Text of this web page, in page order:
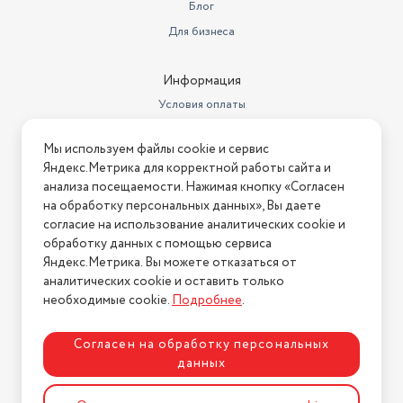
80
метрах
0.21
Ширина товара в упаковке, в
метрах
0.23
Высота товара в упаковке, в
метрах
0.27
Объем товара в упаковке, в
литрах
13.041
Высота предмета
24,5
Блог
Для бизнеса
Информация
Условия оплаты
Условия возврата
Нашли ошибку на сайте? Напишите нам
2026 © Интернет-магазин "АстМаркет". У нас есть всё!
Политика конфиденциальности
Разработка сайтаASTDESIGN
Мы используем файлы cookie и сервис
Яндекс.Метрика для корректной работы сайта и
анализа посещаемости. Нажимая кнопку «Согласен
на обработку персональных данных», Вы даете
согласие на использование аналитических cookie и
обработку данных с помощью сервиса
Яндекс.Метрика. Вы можете отказаться от
аналитических cookie и оставить только
необходимые cookie.Подробнее.
Согласен на обработку персональных
данных